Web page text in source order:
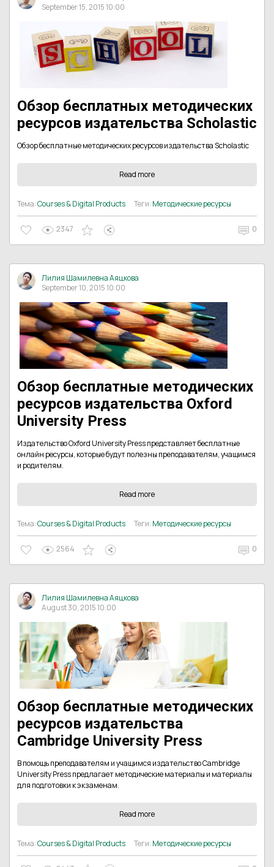
September 15, 2015 10:00
Обзор бесплатных методических
ресурсов издательства Scholastic
Обзор бесплатные методических ресурсов издательства Scholastic
Read more
Тема:Courses & Digital Products Теги: Методические ресурсы
2347 0
Лилия Шамилевна Аяцкова
September 10, 2015 10:00
Обзор бесплатные методических
ресурсов издательства Oxford
University Press
Издательство Oxford University Press представляет бесплатные
онлайн ресурсы, которые будут полезны преподавателям, учащимся
и родителям.
Read more
Тема:Courses & Digital Products Теги: Методические ресурсы
2564 0
Лилия Шамилевна Аяцкова
August 30, 2015 10:00
Обзор бесплатные методических
ресурсов издательства
Cambridge University Press
В помощь преподавателям и учащимся издательство Cambridge
University Press предлагает методические материалы и материалы
для подготовки к экзаменам.
Read more
Тема:Courses & Digital Products Теги: Методические ресурсы